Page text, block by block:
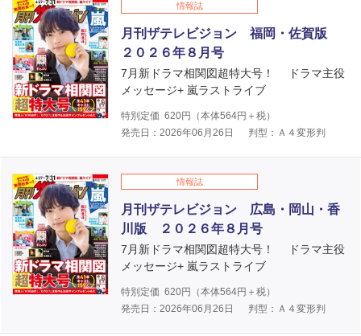
情報誌
月刊ザテレビジョン 福岡・佐賀版
２０２６年８月号
7月新ドラマ相関図超特大号！ ドラマ主役
メッセージ+ 嵐ラストライブ
特別定価 620円（本体564円＋税）
発売日：2026年06月26日
判型：Ａ４変形判
情報誌
月刊ザテレビジョン 広島・岡山・香
川版 ２０２６年８月号
7月新ドラマ相関図超特大号！ ドラマ主役
メッセージ+ 嵐ラストライブ
特別定価 620円（本体564円＋税）
発売日：2026年06月26日
判型：Ａ４変形判